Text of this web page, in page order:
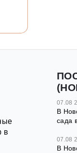
в
07.08
В
сада
07.08
В